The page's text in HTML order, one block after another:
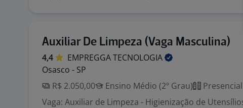
Auxiliar De Limpeza (Vaga Masculina)
4,4 EMPREGGATECNOLOGIA
Osasco - SP
R$ 2.050,00
Ensino Médio (2º Grau)
Presencial
Vaga: Auxiliar de Limpeza - Higienização de